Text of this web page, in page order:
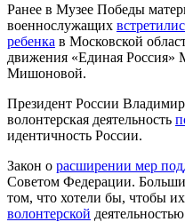
Ранее в Музее Победы
военнослужащих
ребенка в Московской
движения «Единая Россия»
Мишоновой.
Президент России
волонтерская деятельность
идентичность России.
Закон о расширении мер
Советом Федерации.
том, что хотели бы, чтобы их
волонтерской